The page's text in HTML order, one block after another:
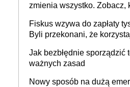
zmienia wszystko. Zobacz,
Fiskus wzywa do zapłaty
Byli przekonani, że
Jak bezbłędnie sporządzić
ważnych zasad
Nowy sposób na dużą